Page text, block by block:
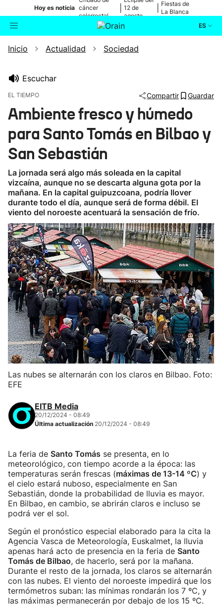
Hoy es noticia cáncer
colorrectal
12 de
agosto
Fiestas de
La Blanca
ES
Buscador Actualidad
Ikusmiran
Eguraldia
Inicio Actualidad Sociedad
Escuchar
EL TIEMPO Compartir Guardar
Ambiente fresco y húmedo
para Santo Tomás en Bilbao y
San Sebastián
La jornada será algo más soleada en la capital
vizcaína, aunque no se descarta alguna gota por la
mañana. En la capital guipuzcoana, podría llover
durante todo el día, aunque será de forma débil. El
viento del noroeste acentuará la sensación de frío.
Las nubes se alternarán con los claros en Bilbao. Foto:
EFE
EITB Media
20/12/2024 - 08:49
Última actualización 20/12/2024 - 08:49
La feria de Santo Tomás se presenta, en lo
meteorológico, con tiempo acorde a la época: las
temperaturas serán frescas (máximas de 13-14 ºC) y
el cielo estará nuboso, especialmente en San
Sebastián, donde la probabilidad de lluvia es mayor.
En Bilbao, en cambio, se abrirán claros e incluso se
podrá ver el sol.
Según el pronóstico especial elaborado para la cita la
Agencia Vasca de Meteorología, Euskalmet, la lluvia
apenas hará acto de presencia en la feria de Santo
Tomás de Bilbao, de hacerlo, será por la mañana.
Durante el resto de la jornada, los claros se alternarán
con las nubes. El viento del noroeste impedirá que los
termómetros suban: las mínimas rondarán los 7 ºC, y
las máximas permanecerán por debajo de los 15 ºC.